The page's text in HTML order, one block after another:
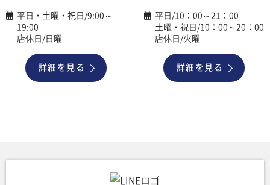
平日・土曜・祝日/9:00～
19:00
店休日/日曜
詳細を見る
平日/10：00～21：00
土曜・祝日/10：00～20：00
店休日/火曜
詳細を見る